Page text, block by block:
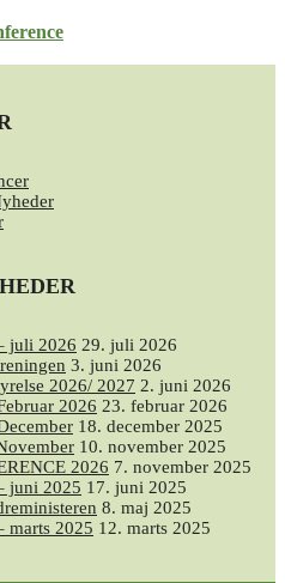
juli 2026 29. juli 2026
3. juni 2026
2026/ 2027 2. juni 2026
2026 23. februar 2026
18. december 2025
10. november 2025
2026 7. november 2025
juni 2025 17. juni 2025
8. maj 2025
marts 2025 12. marts 2025